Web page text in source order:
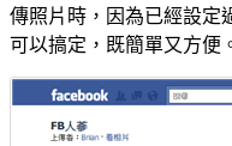
傳照片時，因為已經設定
可以搞定，既簡單又方便